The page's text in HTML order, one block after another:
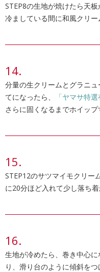
STEP8の生地が焼けたら天
冷ましている間に和風クリー
分量の生クリームとグラニ
てになったら、
「ヤマサ特
さらに固くなるまでホイップ
STEP12のサツマイモクリー
に20分ほど入れて少し落ち着
生地が冷めたら、巻き中心
り、滑り台のように傾斜を